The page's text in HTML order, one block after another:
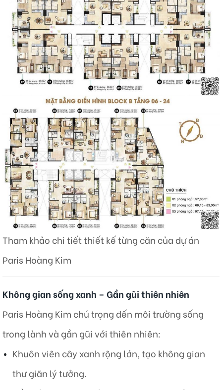
Tham khảo chi tiết thiết kế từng căn của dự án
Paris Hoàng Kim
Không gian sống xanh – Gần gũi thiên nhiên
Paris Hoàng Kim chú trọng đến môi trường sống
trong lành và gần gũi với thiên nhiên:
Khuôn viên cây xanh rộng lớn, tạo không gian
thư giãn lý tưởng.